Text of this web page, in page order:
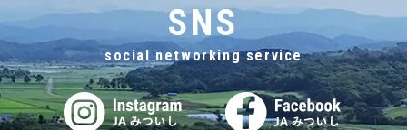
SNS
social networking service